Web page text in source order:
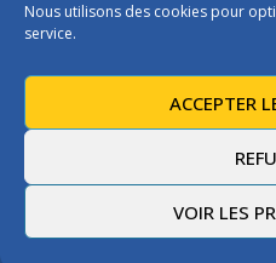
Nous utilisons des cookies pour
service.
ACCEPTER
VOIR LES
Les instructions pour vous
@2021 - ADCPNE - Tous